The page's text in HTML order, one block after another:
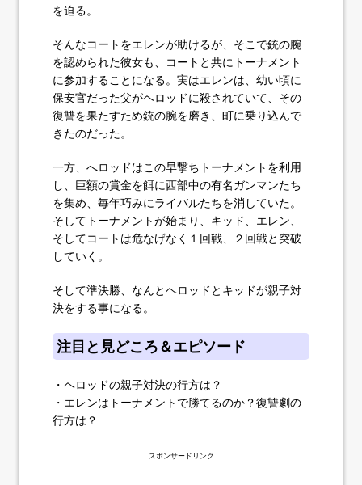
を迫る。
そんなコートをエレンが助けるが、そこで銃の腕
を認められた彼女も、コートと共にトーナメント
に参加することになる。実はエレンは、幼い頃に
保安官だった父がヘロッドに殺されていて、その
復讐を果たすため銃の腕を磨き、町に乗り込んで
きたのだった。
一方、へロッドはこの早撃ちトーナメントを利用
し、巨額の賞金を餌に西部中の有名ガンマンたち
を集め、毎年巧みにライバルたちを消していた。
そしてトーナメントが始まり、キッド、エレン、
そしてコートは危なげなく１回戦、２回戦と突破
していく。
そして準決勝、なんとヘロッドとキッドが親子対
決をする事になる。
注目と見どころ＆エピソード
・ヘロッドの親子対決の行方は？
・エレンはトーナメントで勝てるのか？復讐劇の
行方は？
スポンサードリンク